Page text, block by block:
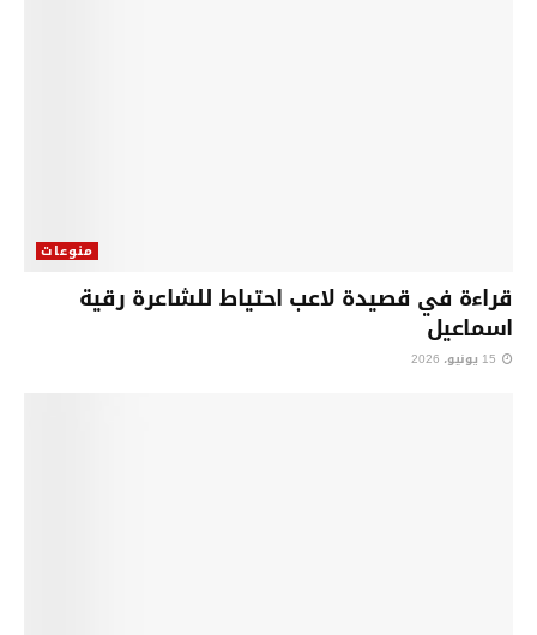
منوعات
قراءة في قصيدة لاعب احتياط للشاعرة رقية
اسماعيل